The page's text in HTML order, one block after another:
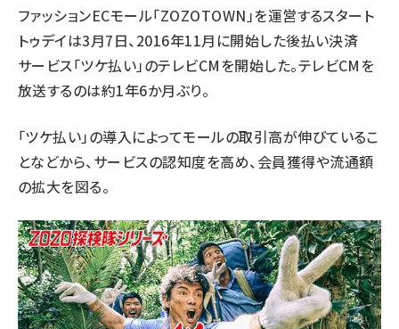
ファッションECモール「ZOZOTOWN」を運営するスタート
トゥデイは3月7日、2016年11月に開始した後払い決済
サービス「ツケ払い」のテレビCMを開始した。テレビCMを
放送するのは約1年6か月ぶり。
「ツケ払い」の導入によってモールの取引高が伸びているこ
となどから、サービスの認知度を高め、会員獲得や流通額
の拡大を図る。